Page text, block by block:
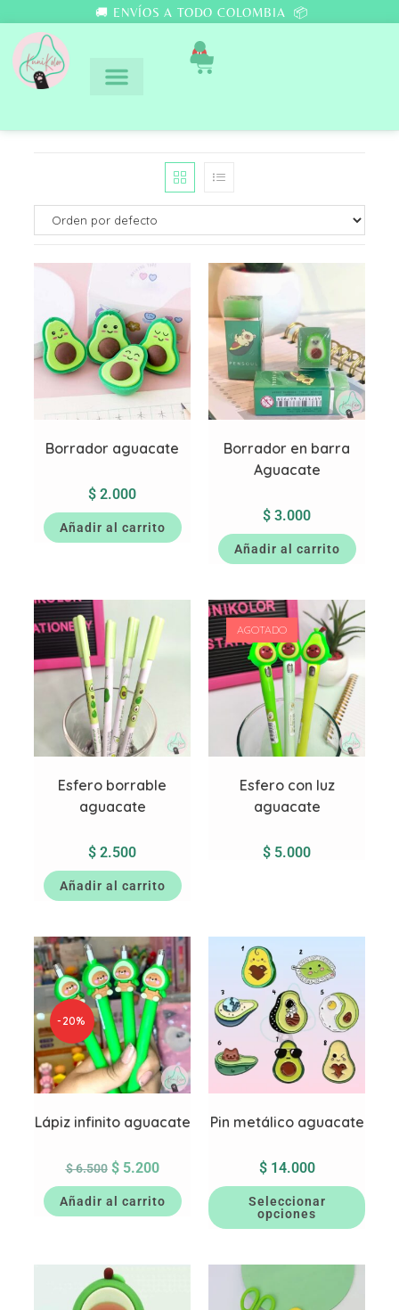
🚚 ENVÍOS A TODO COLOMBIA 📦
0
Borrador aguacate
$ 2.000
Añadir al carrito
Borrador en barra
Aguacate
$ 3.000
Añadir al carrito
Esfero borrable
aguacate
$ 2.500
Añadir al carrito
AGOTADO
Esfero con luz
aguacate
$ 5.000
-20%
Lápiz infinito aguacate
$6.500 $5.200
Añadir al carrito
Pin metálico aguacate
$14.000
Seleccionar
opciones